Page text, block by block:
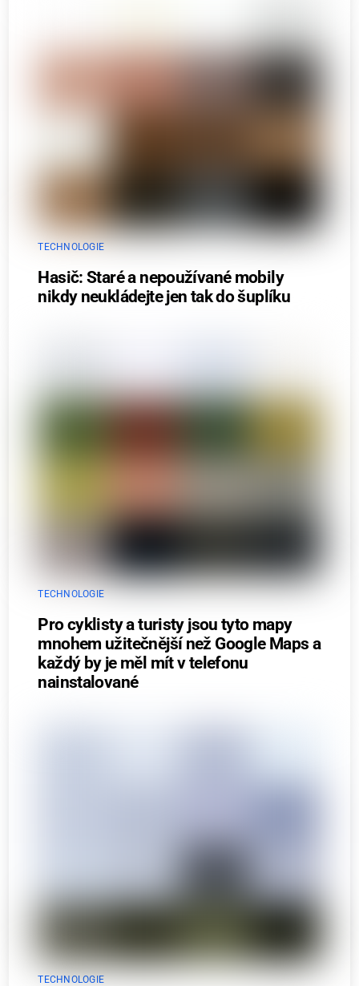
TECHNOLOGIE
Hasič: Staré a nepoužívané mobily
nikdy neukládejte jen tak do šuplíku
TECHNOLOGIE
Pro cyklisty a turisty jsou tyto mapy
mnohem užitečnější než Google Maps a
každý by je měl mít v telefonu
nainstalované
TECHNOLOGIE